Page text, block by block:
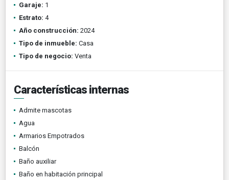
Garaje: 1
Estrato: 4
Año construcción: 2024
Tipo de inmueble: Casa
Tipo de negocio: Venta
Características internas
Admite mascotas
Agua
Armarios Empotrados
Balcón
Baño auxiliar
Baño en habitación principal